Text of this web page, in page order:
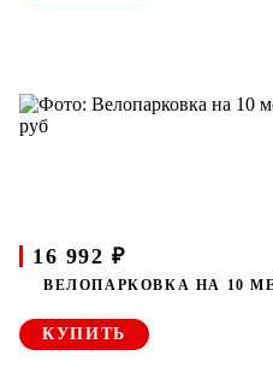
16 992 ₽
ВЕЛОПАРКОВКА НА 10
КУПИТЬ